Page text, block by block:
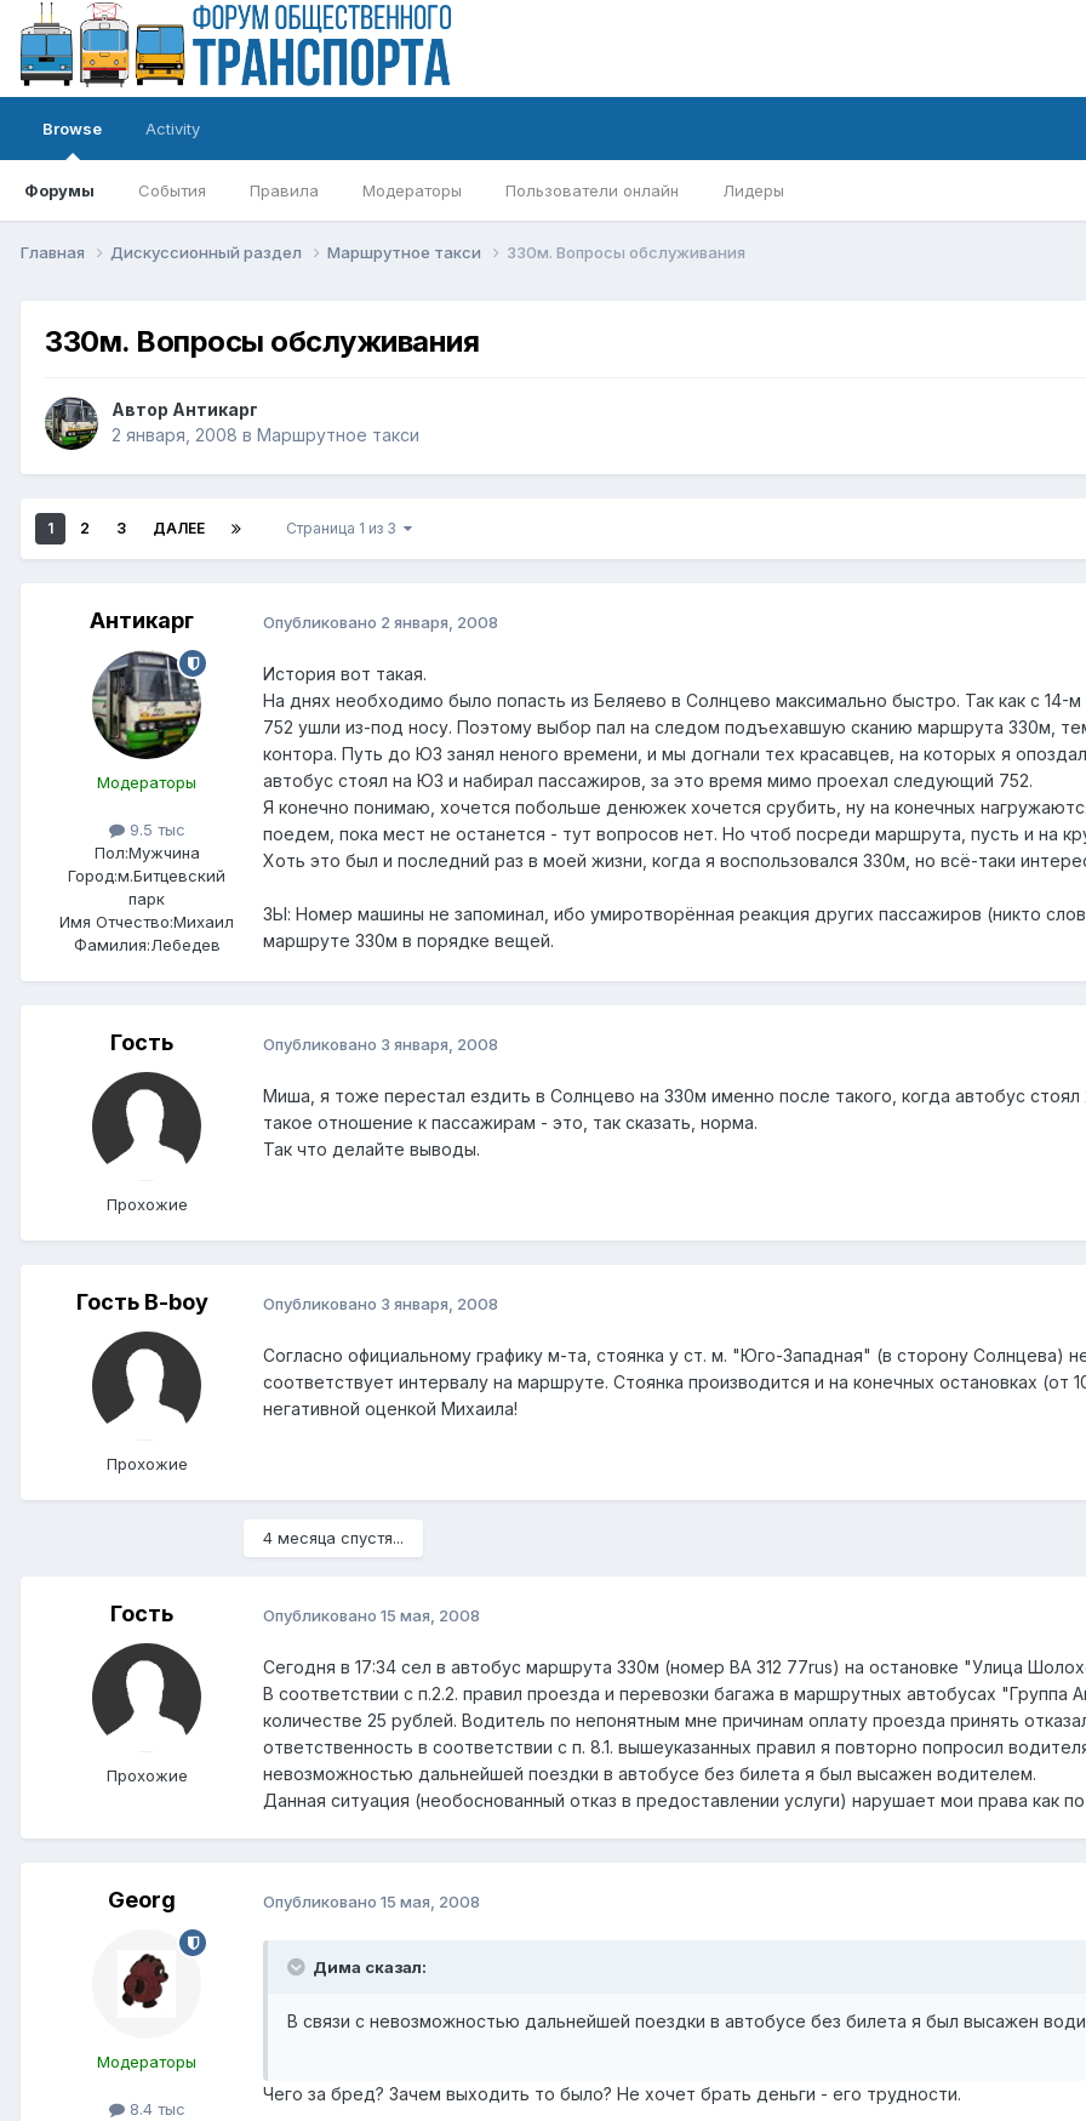
Browse
Форумы События Правила Модераторы Пользователи онлайн Лидеры
Activity
Главная Дискуссионный раздел Маршрутное такси 330м. Вопросы обслуживания
330м. Вопросы обслуживания
Автор Антикарг
2 января, 2008 в Маршрутное такси
1 2 3 ДАЛЕЕ Страница 1 из 3
Антикарг
Модераторы
9.5 тыс
Пол:Мужчина
Город:м.Битцевский
парк
Имя Отчество:Михаил
Фамилия:Лебедев
Опубликовано 2 января, 2008
История вот такая.
На днях необходимо было попасть из Беляево в Солнцево максимально быстро. Так как с
752 ушли из-под носу. Поэтому выбор пал на следом подъехавшую сканию маршрута 330м,
контора. Путь до ЮЗ занял неного времени, и мы догнали тех красавцев, на которых я
автобус стоял на ЮЗ и набирал пассажиров, за это время мимо проехал следующий 752.
Я конечно понимаю, хочется побольше денюжек хочется срубить, ну на конечных
поедем, пока мест не останется - тут вопросов нет. Но чтоб посреди маршрута, пусть и на
Хоть это был и последний раз в моей жизни, когда я воспользовался 330м, но всё-таки
ЗЫ: Номер машины не запоминал, ибо умиротворённая реакция других пассажиров (никто
маршруте 330м в порядке вещей.
Гость
Прохожие
Опубликовано 3 января, 2008
Миша, я тоже перестал ездить в Солнцево на 330м именно после такого, когда автобус
такое отношение к пассажирам - это, так сказать, норма.
Так что делайте выводы.
Гость B-boy
Прохожие
Опубликовано 3 января, 2008
Согласно официальному графику м-та, стоянка у ст. м. "Юго-Западная" (в сторону Солнцева)
соответствует интервалу на маршруте. Стоянка производится и на конечных остановках (от
негативной оценкой Михаила!
4 месяца спустя...
Гость
Прохожие
Опубликовано 15 мая, 2008
Сегодня в 17:34 сел в автобус маршрута 330м (номер ВА 312 77rus) на остановке "Улица
В соответствии с п.2.2. правил проезда и перевозки багажа в маршрутных автобусах
количестве 25 рублей. Водитель по непонятным мне причинам оплату проезда принять
ответственность в соответствии с п. 8.1. вышеуказанных правил я повторно попросил
невозможностью дальнейшей поездки в автобусе без билета я был высажен водителем.
Данная ситуация (необоснованный отказ в предоставлении услуги) нарушает мои права как
Georg
Модераторы
8.4 тыс
Опубликовано 15 мая, 2008
Дима сказал:
В связи с невозможностью дальнейшей поездки в автобусе без билета я был высажен
Чего за бред? Зачем выходить то было? Не хочет брать деньги - его трудности.